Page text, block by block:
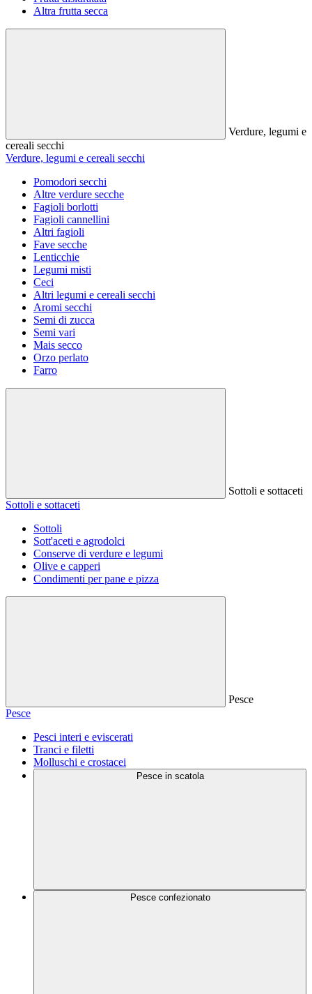
Altra frutta secca
Verdure, legumi e
cereali secchi
Verdure, legumi e cereali secchi
Pomodori secchi
Altre verdure secche
Fagioli borlotti
Fagioli cannellini
Altri fagioli
Fave secche
Lenticchie
Legumi misti
Ceci
Altri legumi e cereali secchi
Aromi secchi
Semi di zucca
Semi vari
Mais secco
Orzo perlato
Farro
Sottoli e sottaceti
Sottoli e sottaceti
Sottoli
Sott'aceti e agrodolci
Conserve di verdure e legumi
Olive e capperi
Condimenti per pane e pizza
Pesce
Pesce
Pesci interi e eviscerati
Tranci e filetti
Molluschi e crostacei
Pesce in scatola
Pesce confezionato